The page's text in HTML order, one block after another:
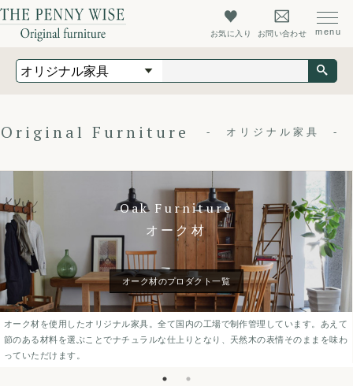
お気に入り お問い合わせ
オリジナル家具
ザ・ペニーワイズについて
初めての方へ
よくあるご質問
会社概要
会員登録
Original Furniture オリジナル家具
Oak Furniture
オーク材
オーク材を使用したオリジナル家具。全て国内の工場で制作管理しています。あえて
節のある材料を選ぶことでナチュラルな仕上りとなり、天然木の表情そのままを味わ
っていただけます。
オーク材のプロダクト一覧